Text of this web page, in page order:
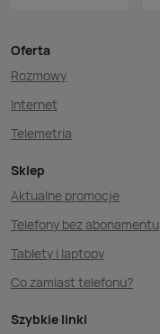
Oferta
Rozmowy
Internet
Telemetria
Sklep
Aktualne promocje
Telefony bez abonamentu
Tablety i laptopy
Co zamiast telefonu?
Szybkie linki